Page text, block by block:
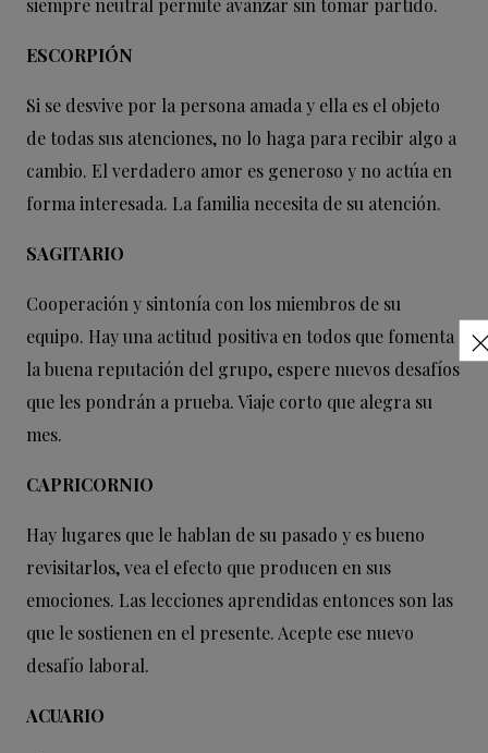
siempre neutral permite avanzar sin tomar partido.
ESCORPIÓN
Si se desvive por la persona amada y ella es el objeto
de todas sus atenciones, no lo haga para recibir algo a
cambio. El verdadero amor es generoso y no actúa en
forma interesada. La familia necesita de su atención.
SAGITARIO
Cooperación y sintonía con los miembros de su
equipo. Hay una actitud positiva en todos que fomenta
la buena reputación del grupo, espere nuevos desafíos
que les pondrán a prueba. Viaje corto que alegra su
mes.
CAPRICORNIO
Hay lugares que le hablan de su pasado y es bueno
revisitarlos, vea el efecto que producen en sus
emociones. Las lecciones aprendidas entonces son las
que le sostienen en el presente. Acepte ese nuevo
desafío laboral.
ACUARIO